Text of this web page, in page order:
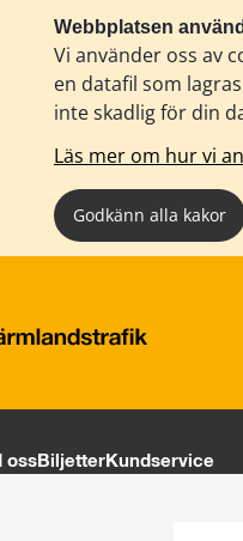
Webbplatsen
Vi använder oss av
en datafil som
inte skadlig för din
Läs mer om hur vi
Godkänn alla kakor
ossBiljetterKundservice